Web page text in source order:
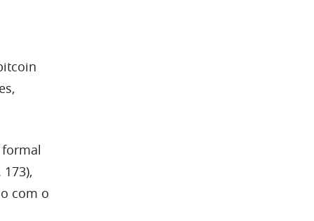
com o